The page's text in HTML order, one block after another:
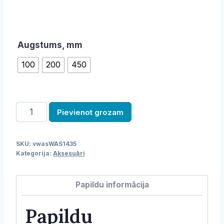
Augstums, mm
100
200 450
Banketu
ēdienkartes
daudzums
Pievienot grozam
SKU: vwasWAS1435
Kategorija: Aksesuāri
Papildu informācija
Papildu